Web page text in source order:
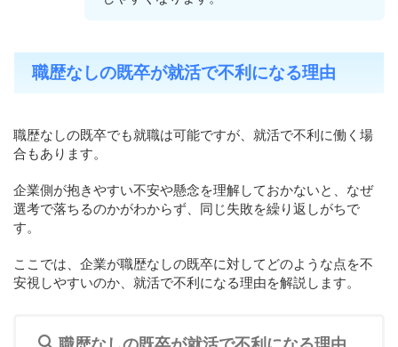
職歴なしの既卒が就活で不利になる理由
職歴なしの既卒でも就職は可能ですが、就活で不利に働く場
合もあります。
企業側が抱きやすい不安や懸念を理解しておかないと、なぜ
選考で落ちるのかがわからず、同じ失敗を繰り返しがちで
す。
ここでは、企業が職歴なしの既卒に対してどのような点を不
安視しやすいのか、就活で不利になる理由を解説します。